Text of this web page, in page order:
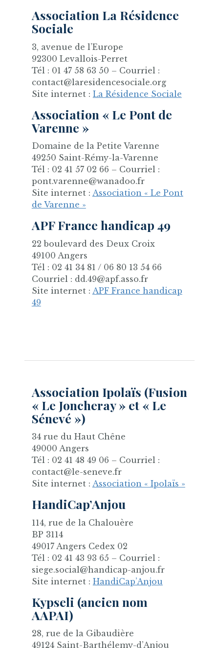
Association La Résidence
Sociale
3, avenue de l’Europe
92300 Levallois-Perret
Tél : 01 47 58 63 50 – Courriel :
contact@laresidencesociale.org
Site internet : La Résidence Sociale
Association « Le Pont de
Varenne »
Domaine de la Petite Varenne
49250 Saint-Rémy-la-Varenne
Tél : 02 41 57 02 66 – Courriel :
pont.varenne@wanadoo.fr
Site internet : Association « Le Pont
de Varenne »
APF France handicap 49
22 boulevard des Deux Croix
49100 Angers
Tél : 02 41 34 81 / 06 80 13 54 66
Courriel : dd.49@apf.asso.fr
Site internet : APF France handicap
49
Association Ipolaïs (Fusion
« Le Joncheray » et « Le
Sénevé »)
34 rue du Haut Chêne
49000 Angers
Tél : 02 41 48 49 06 – Courriel :
contact@le-seneve.fr
Site internet : Association « Ipolaïs »
HandiCap’Anjou
114, rue de la Chalouère
BP 3114
49017 Angers Cedex 02
Tél : 02 41 43 93 65 – Courriel :
siege.social@handicap-anjou.fr
Site internet : HandiCap’Anjou
Kypseli (ancien nom
AAPAI)
28, rue de la Gibaudière
49124 Saint-Barthélemy-d’Anjou